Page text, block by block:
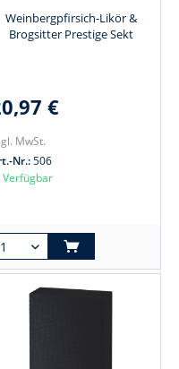
Weinbergpfirsich-Likör &
Brogsitter Prestige Sekt
€
MwSt.
Nr.:506
Verfügbar